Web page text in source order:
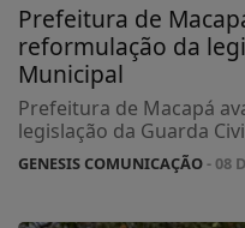
Prefeitura de
reformulação da
Municipal
Prefeitura de Macapá
legislação da Guarda
GENESIS COMUNICAÇÃO- 08